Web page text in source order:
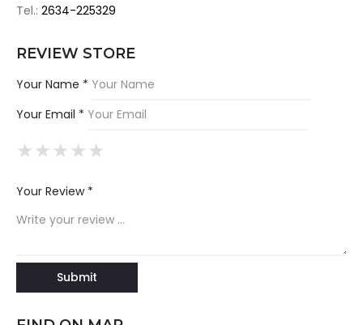
Tel.: 2634-225329
REVIEW STORE
Your Name *
Your Email *
★
★★
★★★
★★★★
★★★★★
Your Review *